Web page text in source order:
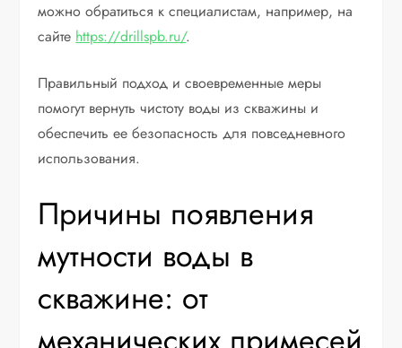
можно обратиться к специалистам, например, на
сайте https://drillspb.ru/.
Правильный подход и своевременные меры
помогут вернуть чистоту воды из скважины и
обеспечить ее безопасность для повседневного
использования.
Причины появления
мутности воды в
скважине: от